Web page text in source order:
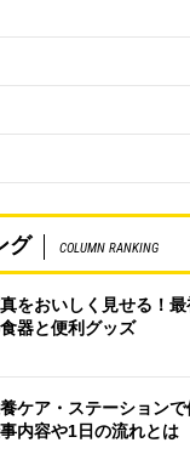
グ COLUMN RANKING
をおいしく見せる！
器と便利グッズ
ケア・ステーション
内容や1日の流れとは